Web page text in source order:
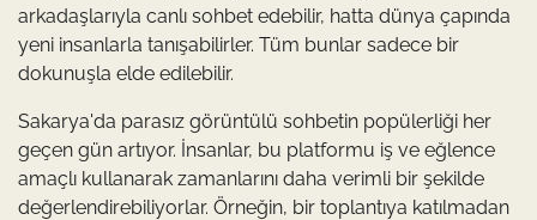
arkadaşlarıyla canlı sohbet edebilir, hatta dünya çapında
yeni insanlarla tanışabilirler. Tüm bunlar sadece bir
dokunuşla elde edilebilir.
Sakarya'da parasız görüntülü sohbetin popülerliği her
geçen gün artıyor. İnsanlar, bu platformu iş ve eğlence
amaçlı kullanarak zamanlarını daha verimli bir şekilde
değerlendirebiliyorlar. Örneğin, bir toplantıya katılmadan